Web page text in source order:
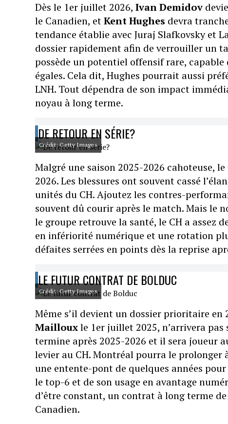
Dès le 1er juillet 2026, Ivan Demidov
le Canadien, etKent Hughes devra
tendance établie avec Juraj Slafkovsky et
dossier rapidement afin de verrouiller un
possède un potentiel offensif rare,
égales. Cela dit, Hughes pourrait aussi
LNH. Tout dépendra de son impact
noyau à long terme.
DE RETOUR EN SÉRIE?
Crédit: Getty Images
Malgré une saison 2025-2026 cahoteuse,
2026. Les blessures ont souvent cassé
unités du CH. Ajoutez les contres-
souvent dû courir après le match. Mais le
le groupe retrouve la santé, le CH a assez
en infériorité numérique et une rotation
défaites serrées en points dès la reprise
LE FUTUR CONTRAT DE BOLDUC
Crédit: Getty Images
Même s’il devient un dossier prioritaire en
Maillouxle 1er juillet 2025, n’arrivera
termine après 2025-2026 et il sera joueur
levier au CH. Montréal pourra le
une entente-pont de quelques années
le top-6 et de son usage en avantage
d’être constant, un contrat à long terme
Canadien.